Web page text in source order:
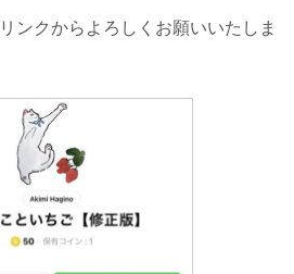
ンクからよろしくお願いいたしま